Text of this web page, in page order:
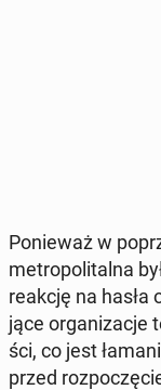
Po­nie­waż w
me­tro­po­li­tal­na
reakcję na
ją­ce or­ga­ni­za­cje
ści, co jest
przed